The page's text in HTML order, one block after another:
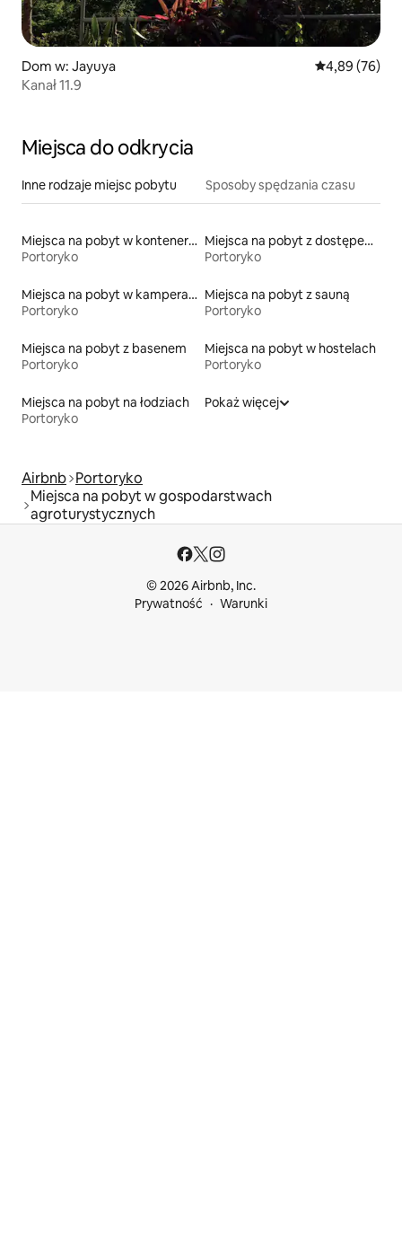
Dom w: Jayuya Średnia
4,89 (76)
Kanał 11.9
Miejsca do odkrycia
Inne rodzaje miejsc pobytu Sposoby spędzania czasu
Miejsca na pobyt w kontenerach
Portoryko
Miejsca na pobyt z dostępem do plaży
Portoryko
Miejsca na pobyt w kamperach
Portoryko
Miejsca na pobyt z sauną
Portoryko
Miejsca na pobyt z basenem
Portoryko
Miejsca na pobyt w hostelach
Portoryko
Miejsca na pobyt na łodziach
Portoryko
Pokaż więcej
Airbnb Portoryko
Miejsca na pobyt w gospodarstwach
agroturystycznych
© 2026 Airbnb, Inc.
Prywatność
Warunki